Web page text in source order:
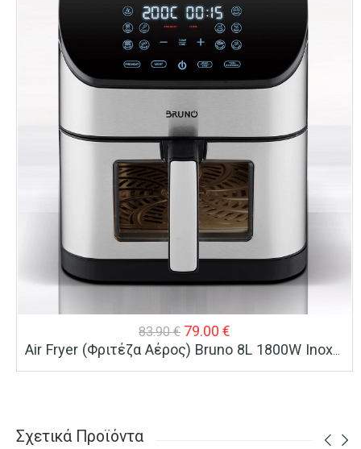
83.90€ Original
price
79.00 €
τρέχουσα
Air Fryer (Φριτέζα Αέρος) Bruno 8L 1800W Inox/μαύρο
Σχετικά Προϊόντα